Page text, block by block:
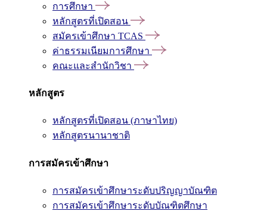
การศึกษา
หลักสูตรที่เปิดสอน
สมัครเข้าศึกษา TCAS
ค่าธรรมเนียมการศึกษา
คณะและสำนักวิชา
หลักสูตร
หลักสูตรที่เปิดสอน (ภาษาไทย)
หลักสูตรนานาชาติ
การสมัครเข้าศึกษา
การสมัครเข้าศึกษาระดับปริญญาบัณฑิต
การสมัครเข้าศึกษาระดับบัณฑิตศึกษา